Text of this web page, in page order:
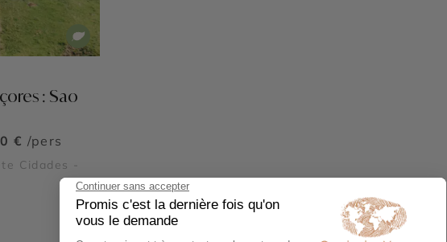
: Sao
€ /pers
Cidades -